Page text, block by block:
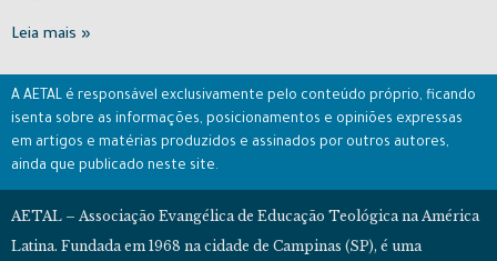
Leia mais »
A AETAL é responsável exclusivamente pelo conteúdo próprio, ficando
isenta sobre as informações, posicionamentos e opiniões expressas
em artigos e matérias produzidos e assinados por outros autores,
ainda que publicado neste site.
AETAL – Associação Evangélica de Educação Teológica na América
Latina. Fundada em 1968 na cidade de Campinas (SP), é uma